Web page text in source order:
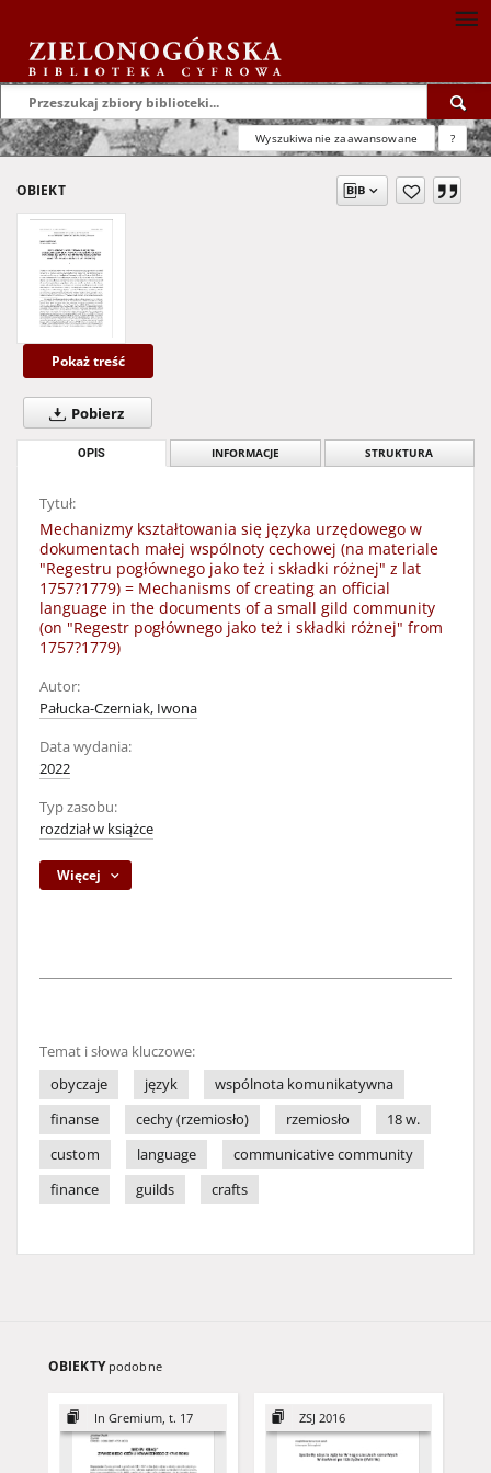
Wyszukiwanie zaawansowane ?
OBIEKT
Pokaż treść
Pobierz
OPIS INFORMACJE STRUKTURA
Tytuł:
Mechanizmy kształtowania się języka urzędowego w
dokumentach małej wspólnoty cechowej (na materiale
"Regestru pogłównego jako też i składki różnej" z lat
1757?1779) = Mechanisms of creating an official
language in the documents of a small gild community
(on "Regestr pogłównego jako też i składki różnej" from
1757?1779)
Autor:
Pałucka-Czerniak, Iwona
Data wydania:
2022
Typ zasobu:
rozdział w książce
Więcej
Temat i słowa kluczowe:
obyczaje
język
wspólnota komunikatywna
finanse
cechy (rzemiosło) rzemiosło
18 w.
custom
language
communicative community
finance
guilds crafts
OBIEKTY podobne
In Gremium, t. 17 ZSJ 2016